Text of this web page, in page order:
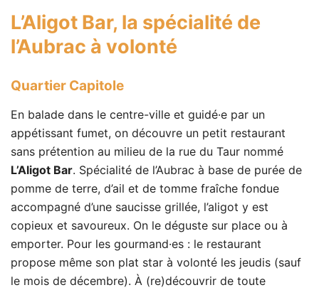
L’Aligot Bar, la spécialité de
l’Aubrac à volonté
Quartier Capitole
En balade dans le centre-ville et guidé·e par un
appétissant fumet, on découvre un petit restaurant
sans prétention au milieu de la rue du Taur nommé
L’Aligot Bar. Spécialité de l’Aubrac à base de purée de
pomme de terre, d’ail et de tomme fraîche fondue
accompagné d’une saucisse grillée, l’aligot y est
copieux et savoureux. On le déguste sur place ou à
emporter. Pour les gourmand·es : le restaurant
propose même son plat star à volonté les jeudis (sauf
le mois de décembre). À (re)découvrir de toute